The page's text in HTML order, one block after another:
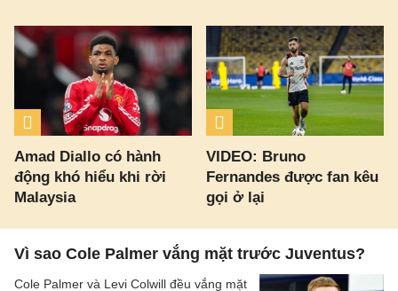
Amad Diallo có hành
động khó hiểu khi rời
Malaysia
VIDEO: Bruno
Fernandes được fan kêu
gọi ở lại
Vì sao Cole Palmer vắng mặt trước Juventus?
Cole Palmer và Levi Colwill đều vắng mặt